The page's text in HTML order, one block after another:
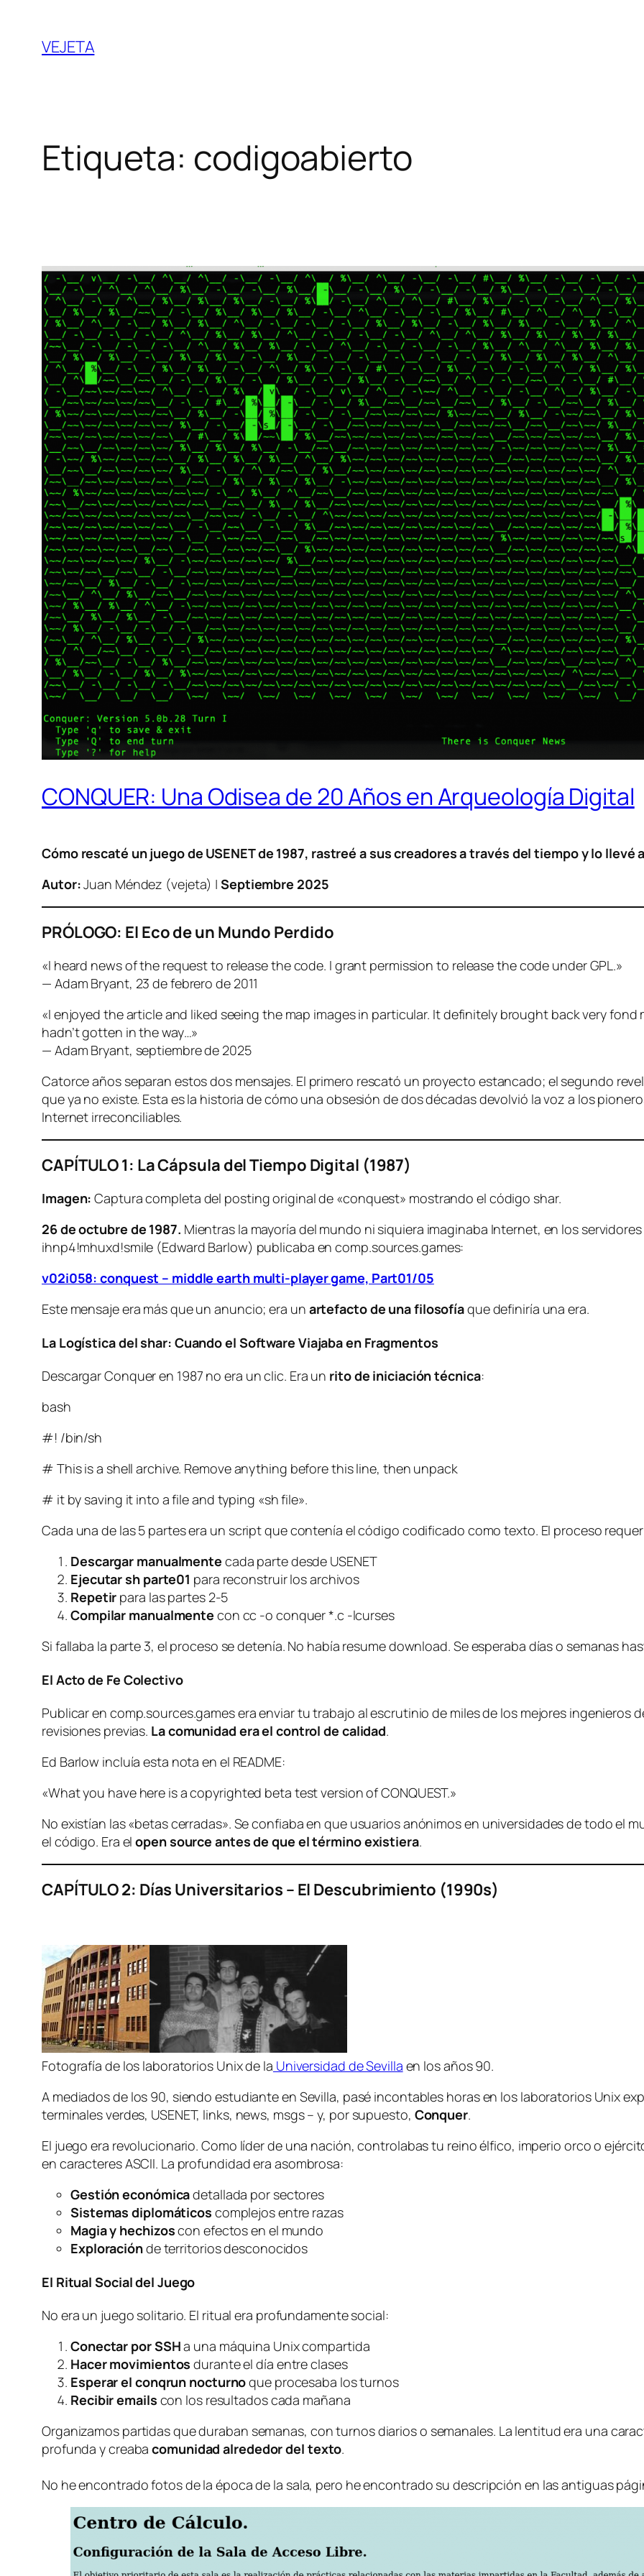
contenido
VEJETA
Etiqueta: codigoabierto
CONQUER: Una Odisea de 20 Años en Arqueología Digital
Cómo rescaté un juego de USENET de 1987, rastreé a sus creadores a través del tiempo y lo llevé
Autor:Juan Méndez (vejeta) |Septiembre 2025
PRÓLOGO: El Eco de un Mundo Perdido
«I heard news of the request to release the code. I grant permission to release the code under GPL.»
— Adam Bryant, 23 de febrero de 2011
«I enjoyed the article and liked seeing the map images in particular. It definitely brought back very
hadn’t gotten in the way…»
— Adam Bryant, septiembre de 2025
Catorce años separan estos dos mensajes. El primero rescató un proyecto estancado; el segundo
que ya no existe. Esta es la historia de cómo una obsesión de dos décadas devolvió la voz a los
Internet irreconciliables.
CAPÍTULO 1: La Cápsula del Tiempo Digital (1987)
Imagen: Captura completa del posting original de «conquest» mostrando el código shar.
26 de octubre de 1987. Mientras la mayoría del mundo ni siquiera imaginaba Internet, en los
ihnp4!mhuxd!smile (Edward Barlow) publicaba en comp.sources.games:
v02i058: conquest – middle earth multi-player game, Part01/05
Este mensaje era más que un anuncio; era un artefacto de una filosofíaque definiría una era.
La Logística delshar: Cuando el Software Viajaba en Fragmentos
Descargar Conquer en 1987 no era un clic. Era un rito de iniciación técnica:
bash
#! /bin/sh
# This is a shell archive. Remove anything before this line, then unpack
# it by saving it into a file and typing «sh file».
Cada una de las 5 partes era un script que contenía el código codificado como texto. El proceso
Descargar manualmente cada parte desde USENET
Ejecutarsh parte01 para reconstruir los archivos
Repetir para las partes 2-5
Compilar manualmente con cc -o conquer *.c -lcurses
Si fallaba la parte 3, el proceso se detenía. No había resume download. Se esperaba días o semanas
El Acto de Fe Colectivo
Publicar en comp.sources.games era enviar tu trabajo al escrutinio de miles de los mejores ingenieros
revisiones previas. La comunidad era el control de calidad.
Ed Barlow incluía esta nota en el README:
«What you have here is a copyrighted beta test version of CONQUEST.»
No existían las «betas cerradas». Se confiaba en que usuarios anónimos en universidades de todo el
el código. Era elopen source antes de que el término existiera.
CAPÍTULO 2: Días Universitarios – El Descubrimiento (1990s)
Fotografía de los laboratorios Unix de la Universidad de Sevilla en los años 90.
A mediados de los 90, siendo estudiante en Sevilla, pasé incontables horas en los laboratorios Unix
terminales verdes, USENET, links, news, msgs – y, por supuesto, Conquer.
El juego era revolucionario. Como líder de una nación, controlabas tu reino élfico, imperio orco o
en caracteres ASCII. La profundidad era asombrosa:
Gestión económicadetallada por sectores
Sistemas diplomáticos complejos entre razas
Magia y hechizoscon efectos en el mundo
Exploraciónde territorios desconocidos
El Ritual Social del Juego
No era un juego solitario. El ritual era profundamente social:
Conectar por SSHa una máquina Unix compartida
Hacer movimientos durante el día entre clases
Esperar el conqrun nocturnoque procesaba los turnos
Recibir emails con los resultados cada mañana
Organizamos partidas que duraban semanas, con turnos diarios o semanales. La lentitud era una
profunda y creabacomunidad alrededor del texto.
No he encontrado fotos de la época de la sala, pero he encontrado su descripción en las antiguas